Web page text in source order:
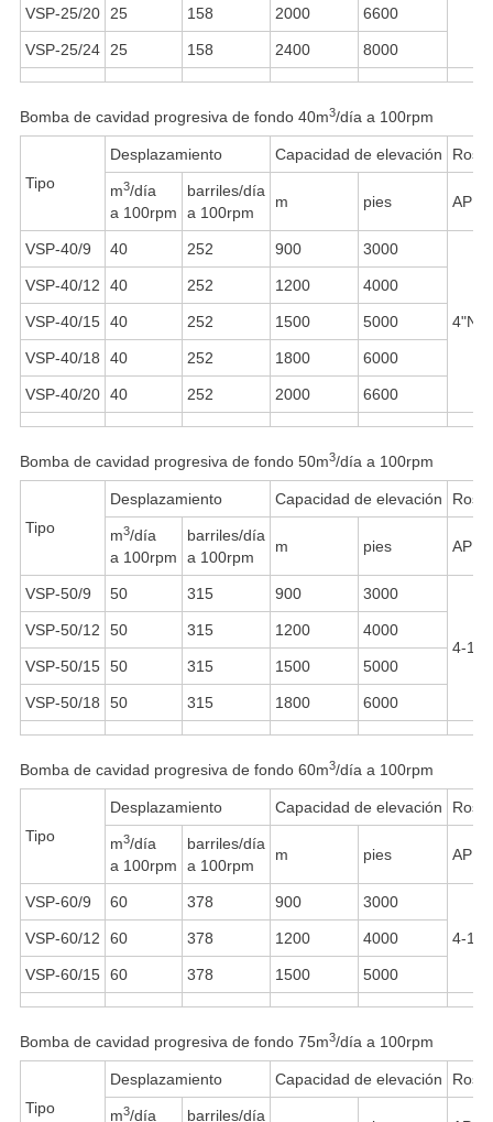
VSP-25/20 25 158 2000 6600
VSP-25/24 25 158 2400 8000
Bomba de cavidad progresiva de fondo 40m3/día a 100rpm
Tipo
Desplazamiento Capacidad de elevación
m3/día
a 100rpm
barriles/día
a 100rpm
m pies API
VSP-40/9 40 252 900 3000
4"NU
VSP-40/12 40 252 1200 4000
VSP-40/15 40 252 1500 5000
VSP-40/18 40 252 1800 6000
VSP-40/20 40 252 2000 6600
Bomba de cavidad progresiva de fondo 50m3/día a 100rpm
Tipo
Desplazamiento Capacidad de elevación
m3/día
a 100rpm
barriles/día
a 100rpm
m pies API
VSP-50/9 50 315 900 3000
4-1/
VSP-50/12 50 315 1200 4000
VSP-50/15 50 315 1500 5000
VSP-50/18 50 315 1800 6000
Bomba de cavidad progresiva de fondo 60m3/día a 100rpm
Tipo
Desplazamiento Capacidad de elevación
m3/día
a 100rpm
barriles/día
a 100rpm
m pies API
VSP-60/9 60 378 900 3000
4-1/
VSP-60/12 60 378 1200 4000
VSP-60/15 60 378 1500 5000
Bomba de cavidad progresiva de fondo 75m3/día a 100rpm
Tipo
Desplazamiento Capacidad de elevación
m3/día barriles/día